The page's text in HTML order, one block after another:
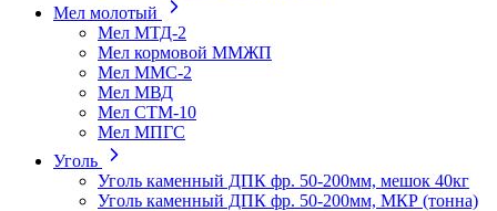
Мел молотый
Мел МТД-2
Мел кормовой ММЖП
Мел ММС-2
Мел МВД
Мел СТМ-10
Мел МПГС
Уголь
Уголь каменный ДПК фр. 50-200мм, мешок 40кг
Уголь каменный ДПК фр. 50-200мм, МКР (тонна)